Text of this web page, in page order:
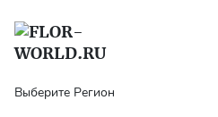
Выберите Регион
Цветы поштучно
Букеты до 2500